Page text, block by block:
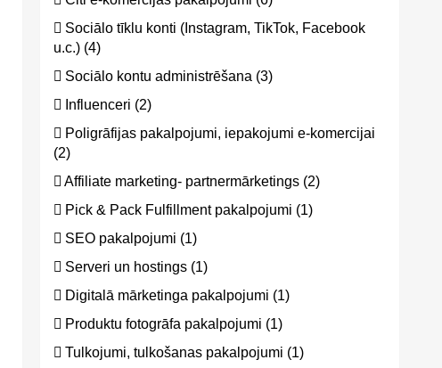
Sociālo tīklu konti (Instagram, TikTok, Facebook
u.c.) (4)
Sociālo kontu administrēšana (3)
Influenceri (2)
Poligrāfijas pakalpojumi, iepakojumi e-komercijai
(2)
Affiliate marketing- partnermārketings (2)
Pick & Pack Fulfillment pakalpojumi (1)
SEO pakalpojumi (1)
Serveri un hostings (1)
Digitalā mārketinga pakalpojumi (1)
Produktu fotogrāfa pakalpojumi (1)
Tulkojumi, tulkošanas pakalpojumi (1)